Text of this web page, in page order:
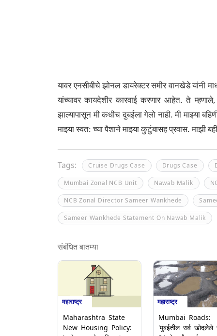
यावर एनसीबीचे झोनल डायरेक्टर समीर वानखेडे यांनी
यांच्यावर कायदेशीर कारवाई करणार आहेत. ते
झाल्यापासून मी कधीच दुबईला गेलो नाही. मी माझ्या
माझ्या स्वत: च्या पैशाने माझ्या कुटुंबासह प्रवास. माझी
Tags: Cruise Drugs Case Drugs Case
Mumbai Zonal NCB Unit Nawab Malik
NCB Zonal Director Sameer Wankhede
Sameer Wankhede Statement On Nawab Malik
संबंधित बातम्या
महाराष्ट्र
Maharashtra State
New Housing Policy:
महाराष्ट्र
Mumbai Roads:
'मुंबईतील सर्व खोदलेले